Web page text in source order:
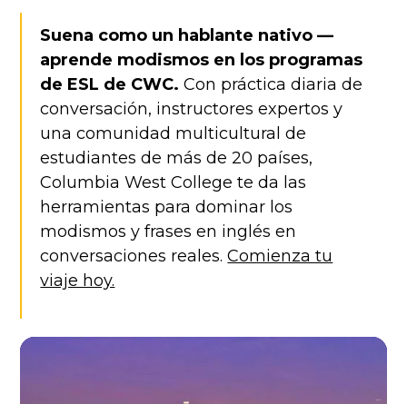
Suena como un hablante nativo —
aprende modismos en los programas
de ESL de CWC. Con práctica diaria de
conversación, instructores expertos y
una comunidad multicultural de
estudiantes de más de 20 países,
Columbia West College te da las
herramientas para dominar los
modismos y frases en inglés en
conversaciones reales.Comienza tu
viaje hoy.